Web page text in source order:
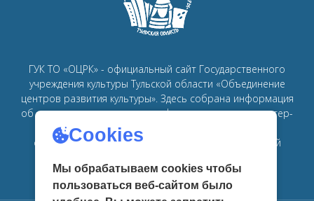
ГУК ТО «ОЦРК» - официальный сайт Государственного
учреждения культуры Тульской области «Объединение
центров развития культуры». Здесь собрана информация
об основных мероприятиях, афишах, спектаклях, мастер-
классах, семинарах, главных новостях в рамках
объединенияцентров развития культуры в Тульской
Cookies
Мы обрабатываем cookies чтобы
пользоваться веб-сайтом было